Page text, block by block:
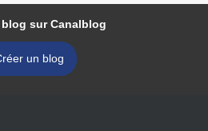
blog sur Canalblog
un blog